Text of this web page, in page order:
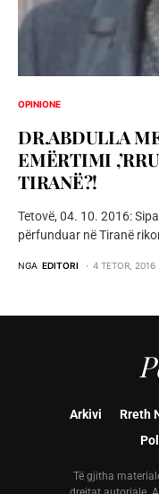
OPINIONE
DR.ABDULLA
EMËRTIMI
TIRANË?!
Tetovë, 04. 10. 2016:
përfunduar në Tiranë
NGA EDITORI 4 TETOR, 2016
Arkivi Rreth
Të gjitha